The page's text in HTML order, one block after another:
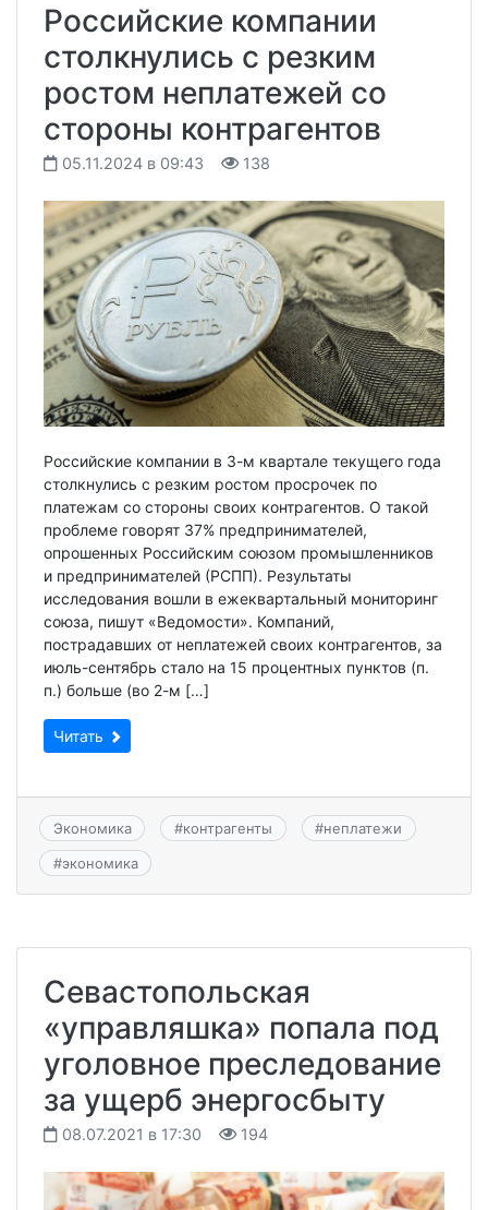
Российские компании
столкнулись с резким
ростом неплатежей со
стороны контрагентов
05.11.2024 в 09:43 138
Российские компании в 3-м квартале текущего года
столкнулись с резким ростом просрочек по
платежам со стороны своих контрагентов. О такой
проблеме говорят 37% предпринимателей,
опрошенных Российским союзом промышленников
и предпринимателей (РСПП). Результаты
исследования вошли в ежеквартальный мониторинг
союза, пишут «Ведомости». Компаний,
пострадавших от неплатежей своих контрагентов, за
июль-сентябрь стало на 15 процентных пунктов (п.
п.) больше (во 2-м […]
Читать
Экономика #контрагенты #неплатежи
#экономика
Севастопольская
«управляшка» попала под
уголовное преследование
за ущерб энергосбыту
08.07.2021 в 17:30 194